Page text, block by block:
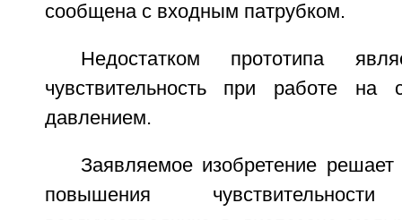
сообщена с входным патрубком.
Недостатком прототипа
чувствительность при работе на
давлением.
Заявляемое изобретение решает
повышения чувствительности